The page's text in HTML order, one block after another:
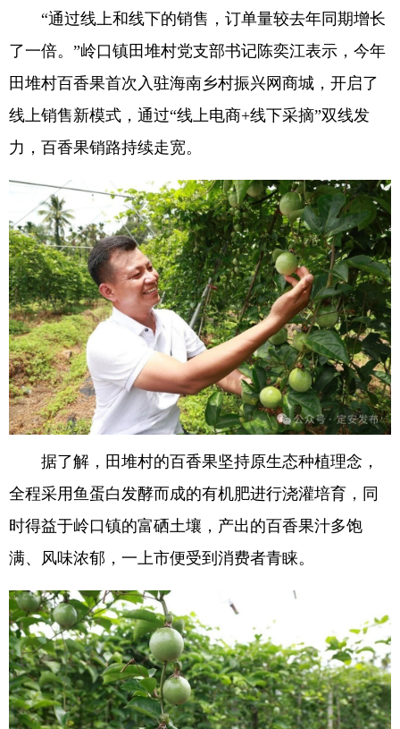
“通过线上和线下的销售，订单量较去年同期增长
了一倍。”岭口镇田堆村党支部书记陈奕江表示，今年
田堆村百香果首次入驻海南乡村振兴网商城，开启了
线上销售新模式，通过“线上电商+线下采摘”双线发
力，百香果销路持续走宽。
据了解，田堆村的百香果坚持原生态种植理念，
全程采用鱼蛋白发酵而成的有机肥进行浇灌培育，同
时得益于岭口镇的富硒土壤，产出的百香果汁多饱
满、风味浓郁，一上市便受到消费者青睐。